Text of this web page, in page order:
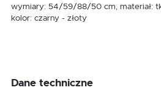
wymiary: 54/59/88/50 cm, materiał:
kolor: czarny - złoty
Dane techniczne